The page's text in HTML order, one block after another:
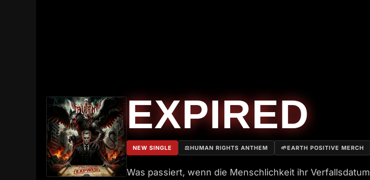
EXPIRED
NEW SINGLE ⚖️HUMAN RIGHTS ANTHEM 🌱EARTH POSITIVE MERCH
Was passiert, wenn die Menschlichkeit ihr Verfallsdatum